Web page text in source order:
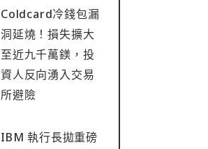
Coldcard冷錢包漏
洞延燒！損失擴大
至近九千萬鎂，投
資人反向湧入交易
所避險
IBM 執行長拋重磅